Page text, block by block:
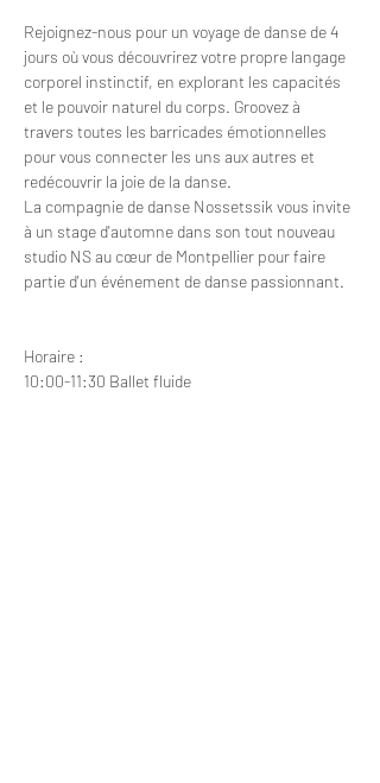
Rejoignez-nous pour un voyage de danse de 4
jours où vous découvrirez votre propre langage
corporel instinctif, en explorant les capacités
et le pouvoir naturel du corps. Groovez à
travers toutes les barricades émotionnelles
pour vous connecter les uns aux autres et
redécouvrir la joie de la danse.
La compagnie de danse Nossetssik vous invite
à un stage d'automne dans son tout nouveau
studio NS au cœur de Montpellier pour faire
partie d'un événement de danse passionnant.
Horaire :
10:00-11:30 Ballet fluide